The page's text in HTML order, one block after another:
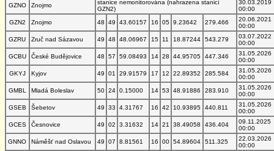
GZNO
Znojmo
stanice nemonitorována (nahrazena stanicí
GZN2)
30.03.2019
00:00
GZN2
Znojmo 48 49 43.60157 16 05 9.23642 279.466
20.06.2021
00:00
GZRU
Zruč nad Sázavou 49 48 48.06967 15 11 18.87244 543.279
03.07.2022
00:00
GCBU
České Budějovice 48 57 59.08493 14 28 44.95705 447.346
31.05.2026
00:00
GKYJ
Kyjov 49 01 29.91579 17 12 22.89352 285.584
31.05.2026
00:00
GMBL
Mladá Boleslav 50 24 0.15000 14 53 48.91886 283.910
31.05.2026
00:00
GSEB
Šebetov 49 33 4.31767 16 42 10.93895 440.811
31.05.2026
00:00
GCES
Česnovice 49 02 3.31632 14 21 38.49058 436.404
09.11.2025
00:00
GNNO
Náměšť nad Oslavou 49 07 8.81561 16 00 54.89604 511.325
22.03.2026
00:00